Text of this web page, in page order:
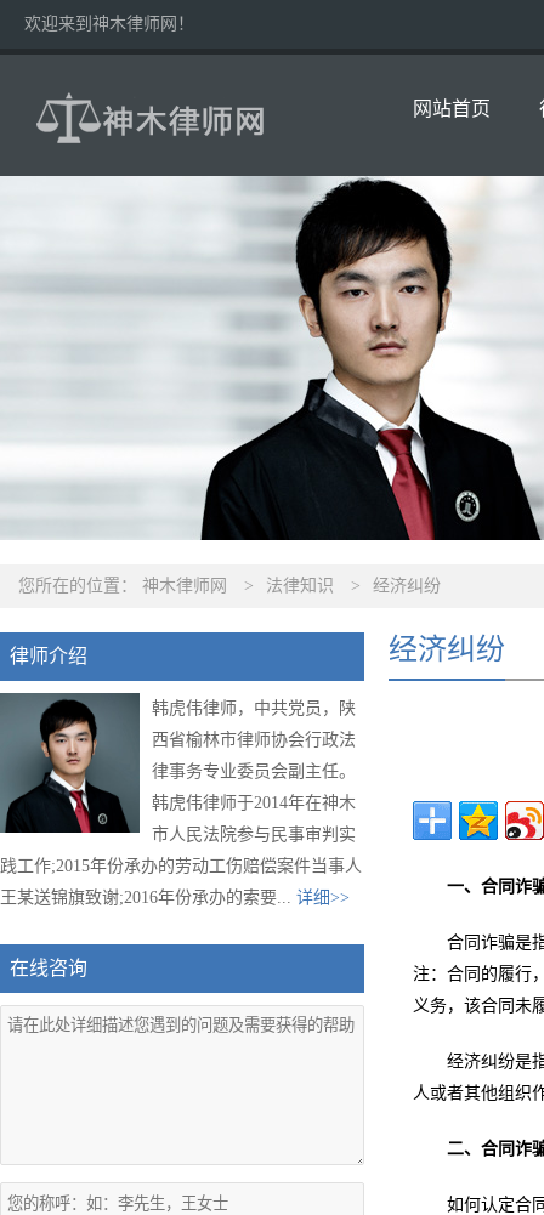
欢迎来到神木律师网！
网站首页
您所在的位置： 神木律师网 > 法律知识 > 经济纠纷
律师介绍
韩虎伟律师，中共党员，陕
西省榆林市律师协会行政法
律事务专业委员会副主任。
韩虎伟律师于2014年在神木
市人民法院参与民事审判实
践工作;2015年份承办的劳动工伤赔偿案件当事人
王某送锦旗致谢;2016年份承办的索要... 详细>>
在线咨询
经济纠纷
一、合同诈
合同诈骗是
注：合同的履行
义务，该合同未
经济纠纷是
人或者其他组织
二、合同诈
如何认定合